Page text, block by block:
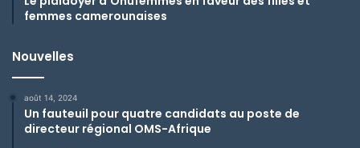
femmes camerounaises
Nouvelles
août 14, 2024
Un fauteuil pour quatre candidats au poste de
directeur régional OMS-Afrique